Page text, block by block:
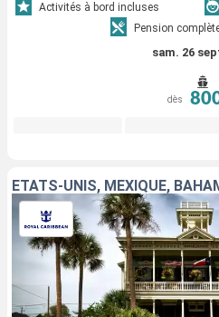
Activités à bord incluses
Pension
sam. 26
dès
ÉTATS-UNIS, MEXIQUE,